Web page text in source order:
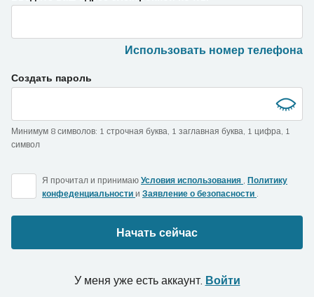
Использовать номер телефона
Создать пароль
Минимум 8 символов: 1 строчная буква, 1 заглавная буква, 1 цифра, 1
символ
Я прочитал и принимаю Условия использования , Политику
конфеденциальности и Заявление о безопасности .
Начать сейчас
У меня уже есть аккаунт. Войти